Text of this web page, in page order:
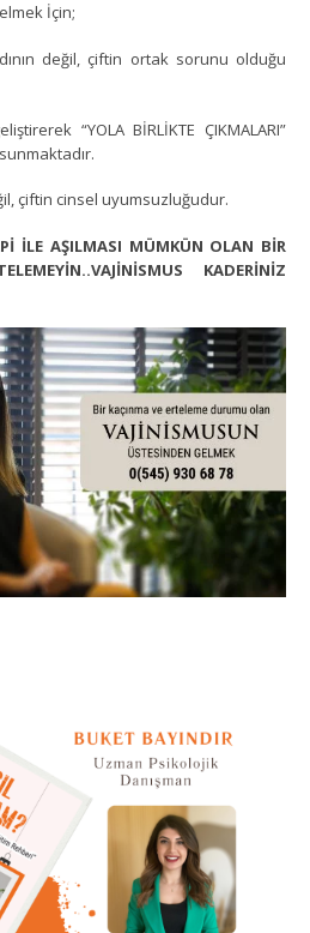
İçin;
değil, çiftin ortak sorunu olduğu
“YOLA BİRLİKTE ÇIKMALARI”
çiftin cinsel uyumsuzluğudur.
İLE AŞILMASI MÜMKÜN OLAN BİR
KADERİNİZ